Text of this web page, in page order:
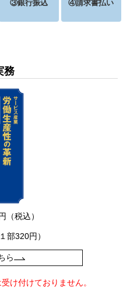
③銀行振込 ④請求書払い
務
税込）
320円）
ら
け付けておりません。